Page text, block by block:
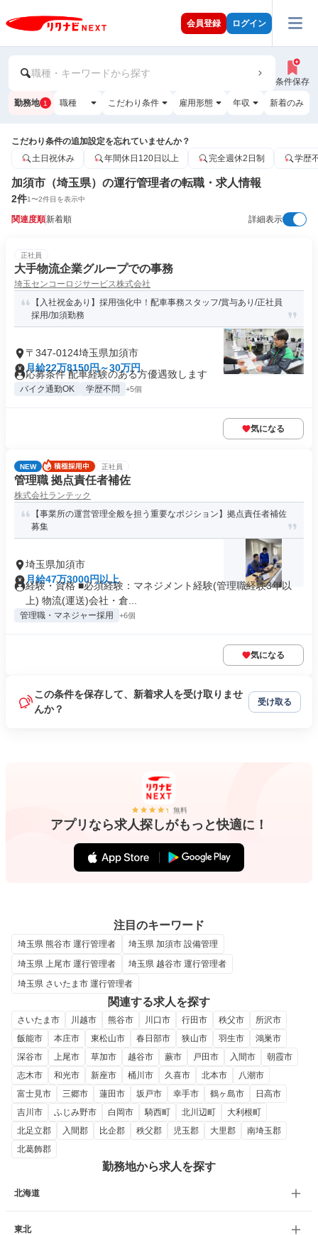
会員登録 ログイン
職種・キーワードから探す
条件保存
勤務地 1 職種 こだわり条件 雇用形態 年収 新着のみ
こだわり条件の追加設定を忘れていませんか？
土日祝休み
年間休日120日以上 完全週休2日制 学歴
加須市（埼玉県）の運行管理者の転職・求人情報
2件1〜2件目を表示中
関連度順新着順 詳細表示
正社員
大手物流企業グループでの事務
埼玉センコーロジサービス株式会社
【入社祝金あり】採用強化中！配車事務スタッフ/賞与あり/正社員
採用/加須勤務
〒347-0124埼玉県加須市
月給22万8150円～30万円
応募条件 配車経験のある方優遇致します
バイク通勤OK 学歴不問 +5個
気になる
NEW 正社員
管理職 拠点責任者補佐
株式会社ランテック
【事業所の運営管理全般を担う重要なポジション】拠点責任者補佐
募集
埼玉県加須市
月給47万3000円以上
経験・資格 ■必須経験：マネジメント経験(管理職経験3年以
上) 物流(運送)会社・倉...
管理職・マネジャー採用 +6個
気になる
この条件を保存して、新着求人を受け取りませ
んか？
受け取る
無料
アプリなら求人探しがもっと快適に！
注目のキーワード
埼玉県 熊谷市 運行管理者
埼玉県 加須市 設備管理
埼玉県 上尾市 運行管理者
埼玉県 越谷市 運行管理者
埼玉県 さいたま市 運行管理者
関連する求人を探す
さいたま市 川越市 熊谷市 川口市 行田市 秩父市
所沢市
飯能市
本庄市 東松山市 春日部市 狭山市 羽生市
鴻巣市
深谷市
上尾市 草加市 越谷市 蕨市 戸田市 入間市
朝霞市
志木市
和光市 新座市 桶川市 久喜市 北本市
八潮市
富士見市
三郷市 蓮田市 坂戸市 幸手市 鶴ヶ島市
日高市
吉川市
ふじみ野市 白岡市 騎西町 北川辺町
大利根町
北足立郡
入間郡 比企郡 秩父郡 児玉郡 大里郡
南埼玉郡
北葛飾郡
勤務地から求人を探す
北海道
東北